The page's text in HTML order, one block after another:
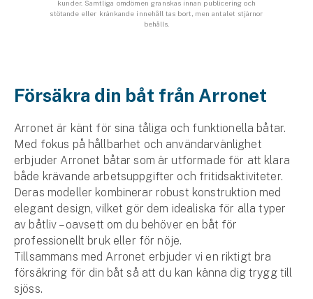
Drönarförsäkring
Kommunolycksfall
Försäkring via förmedlare
Se alla försäkringar
kunder. Samtliga omdömen granskas innan publicering och
stötande eller kränkande innehåll tas bort, men antalet stjärnor
behålls.
Försäkra din båt från Arronet
Arronet är känt för sina tåliga och funktionella båtar.
Med fokus på hållbarhet och användar­vänlighet
erbjuder Arronet båtar som är utformade för att klara
både krävande arbets­uppgifter och fritids­aktiviteter.
Deras modeller kombinerar robust konstruktion med
elegant design, vilket gör dem idealiska för alla typer
av båtliv – oavsett om du behöver en båt för
professionellt bruk eller för nöje.
Tillsammans med Arronet erbjuder vi en riktigt bra
försäkring för din båt så att du kan känna dig trygg till
sjöss.